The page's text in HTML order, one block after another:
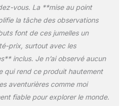
et d'une installation
facile, s'adaptent à tous
smartphones, et
alignement rapide.
Caoutchouc souple
antidérapant sur la
surface, une structure
plus robuste. Convient à
tous les types de
vous. La **mise au point
la tâche des observations
font de ces jumelles un
prix, surtout avec les
inclus. Je n’ai observé aucun
qui rend ce produit hautement
aventurières comme moi
fiable pour explorer le monde.